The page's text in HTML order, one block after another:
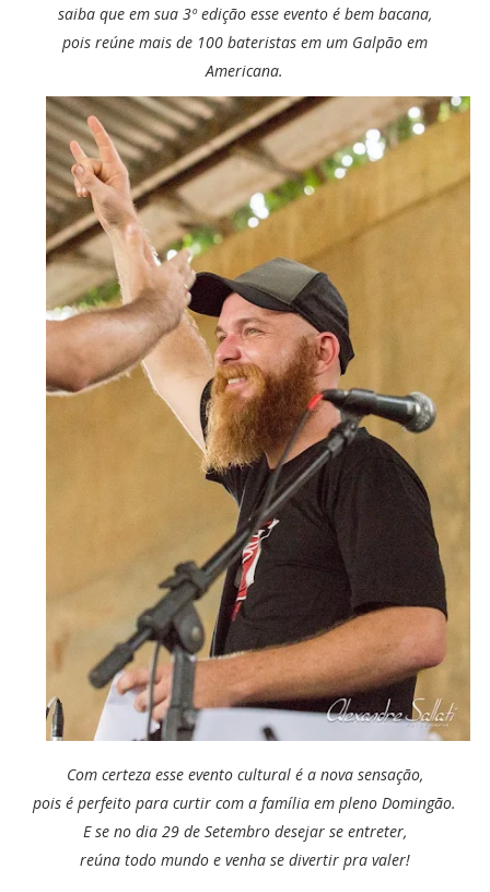
saiba que em sua 3º edição esse evento é bem bacana,
pois reúne mais de 100 bateristas em um Galpão em
Americana.
Com certeza esse evento cultural é a nova sensação,
pois é perfeito para curtir com a família em pleno Domingão.
E se no dia 29 de Setembro desejar se entreter,
reúna todo mundo e venha se divertir pra valer!